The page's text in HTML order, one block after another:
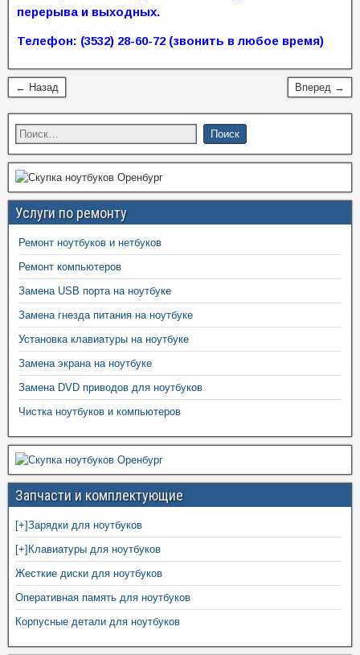
перерыва и выходных.
Телефон: (3532) 28-60-72 (звонить в любое время)
← Назад Вперед →
Услуги по ремонту
Ремонт ноутбуков и нетбуков
Ремонт компьютеров
Замена USB порта на ноутбуке
Замена гнезда питания на ноутбуке
Установка клавиатуры на ноутбуке
Замена экрана на ноутбуке
Замена DVD приводов для ноутбуков
Чистка ноутбуков и компьютеров
Запчасти и комплектующие
[+]Зарядки для ноутбуков
[+] Клавиатуры для ноутбуков
Жесткие диски для ноутбуков
Оперативная память для ноутбуков
Корпусные детали для ноутбуков